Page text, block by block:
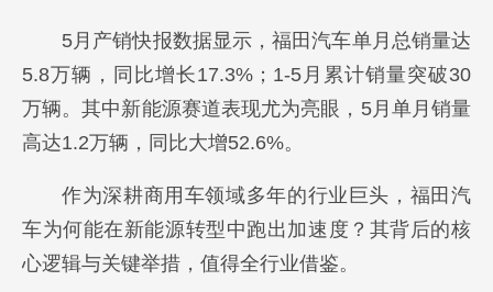
5月产销快报数据显示，福田汽车单月总销量达
5.8万辆，同比增长17.3%；1-5月累计销量突破30
万辆。其中新能源赛道表现尤为亮眼，5月单月销量
高达1.2万辆，同比大增52.6%。
作为深耕商用车领域多年的行业巨头，福田汽
车为何能在新能源转型中跑出加速度？其背后的核
心逻辑与关键举措，值得全行业借鉴。